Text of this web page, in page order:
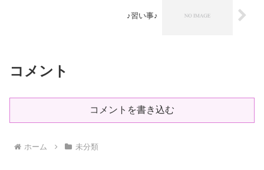
たですし、幸せを感じました♪この気持ち
を大切にして、これからも弾き続けてい
♪習い事♪
コメント
コメントを書き込む
ホーム 未分類